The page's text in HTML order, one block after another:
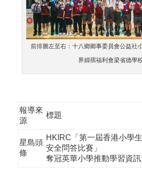
前排圖左至右：十八鄉鄉事委員會公益社
界婦孺福利會梁省德學
報導來
源
標題
星島頭
條
HKIRC「第一屆香港小學
安全問答比賽」
奪冠英華小學推動學習資